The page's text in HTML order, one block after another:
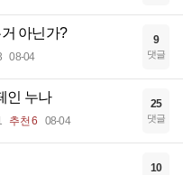
아닌가?
08-04
9
댓글
인 누나
추천 6 08-04
25
댓글
10